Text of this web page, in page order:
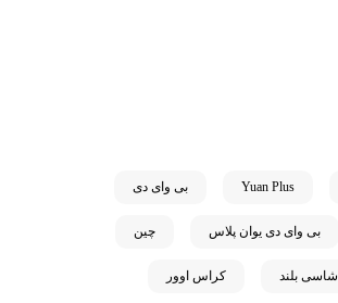
Yuan Plus بی وای دی
بی وای دی یوان پلاس چین
شاسی بلند کراس اوور